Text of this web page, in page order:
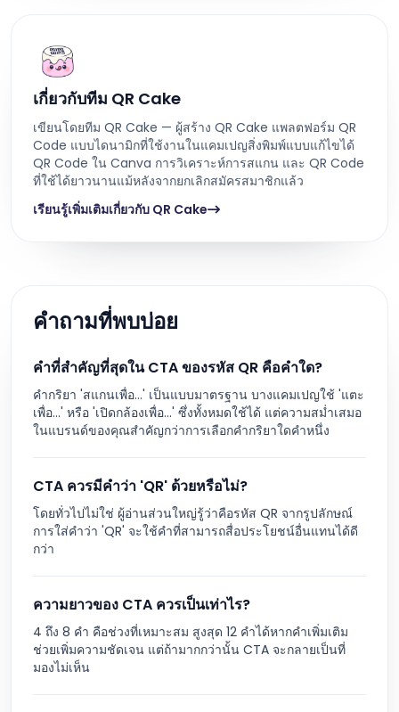
เกี่ยวกับทีม QR Cake
เขียนโดยทีม QR Cake — ผู้สร้าง QR Cake แพลตฟอร์ม QR
Code แบบไดนามิกที่ใช้งานในแคมเปญสิ่งพิมพ์แบบแก้ไขได้
QR Code ใน Canva การวิเคราะห์การสแกน และ QR Code
ที่ใช้ได้ยาวนานแม้หลังจากยกเลิกสมัครสมาชิกแล้ว
เรียนรู้เพิ่มเติมเกี่ยวกับ QR Cake
คำถามที่พบบ่อย
คำที่สำคัญที่สุดใน CTA ของรหัส QR คือคำใด?
คำกริยา 'สแกนเพื่อ...' เป็นแบบมาตรฐาน บางแคมเปญใช้ 'แตะ
เพื่อ...' หรือ 'เปิดกล้องเพื่อ...' ซึ่งทั้งหมดใช้ได้ แต่ความสม่ำเสมอ
ในแบรนด์ของคุณสำคัญกว่าการเลือกคำกริยาใดคำหนึ่ง
CTA ควรมีคำว่า 'QR' ด้วยหรือไม่?
โดยทั่วไปไม่ใช่ ผู้อ่านส่วนใหญ่รู้ว่าคือรหัส QR จากรูปลักษณ์
การใส่คำว่า 'QR' จะใช้คำที่สามารถสื่อประโยชน์อื่นแทนได้ดี
กว่า
ความยาวของ CTA ควรเป็นเท่าไร?
4 ถึง 8 คำ คือช่วงที่เหมาะสม สูงสุด 12 คำได้หากคำเพิ่มเติม
ช่วยเพิ่มความชัดเจน แต่ถ้ามากกว่านั้น CTA จะกลายเป็นที่
มองไม่เห็น